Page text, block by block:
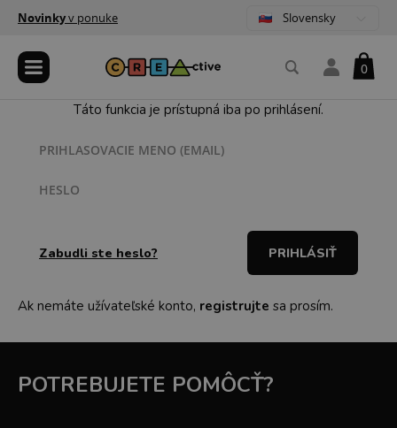
Novinkyv ponuke Slovensky
0
Táto funkcia je prístupná iba po prihlásení.
PRIHLASOVACIE MENO (EMAIL)
HESLO
Zabudli ste heslo?
Ak nemáte užívateľské konto, registrujte sa prosím.
POTREBUJETE POMÔCŤ?